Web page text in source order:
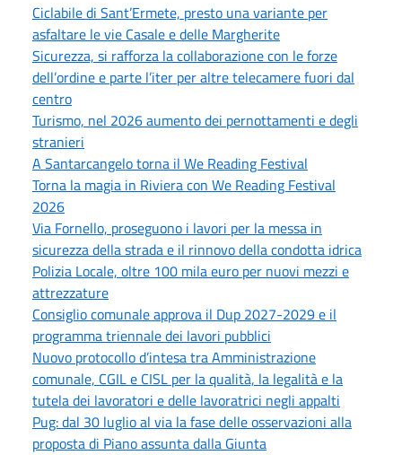
Ciclabile di Sant’Ermete, presto una variante per
asfaltare le vie Casale e delle Margherite
Sicurezza, si rafforza la collaborazione con le forze
dell’ordine e parte l’iter per altre telecamere fuori dal
centro
Turismo, nel 2026 aumento dei pernottamenti e degli
stranieri
A Santarcangelo torna il We Reading Festival
Torna la magia in Riviera con We Reading Festival
2026
Via Fornello, proseguono i lavori per la messa in
sicurezza della strada e il rinnovo della condotta idrica
Polizia Locale, oltre 100 mila euro per nuovi mezzi e
attrezzature
Consiglio comunale approva il Dup 2027-2029 e il
programma triennale dei lavori pubblici
Nuovo protocollo d’intesa tra Amministrazione
comunale, CGIL e CISL per la qualità, la legalità e la
tutela dei lavoratori e delle lavoratrici negli appalti
Pug: dal 30 luglio al via la fase delle osservazioni alla
proposta di Piano assunta dalla Giunta